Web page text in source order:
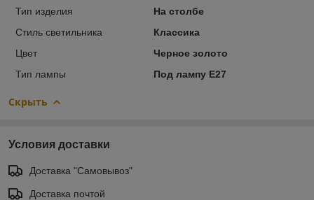
Тип изделия
На столбе
Стиль светильника
Классика
Цвет
Черное золото
Тип лампы
Под лампу Е27
Скрыть
Условия доставки
Доставка "Самовывоз"
Доставка почтой